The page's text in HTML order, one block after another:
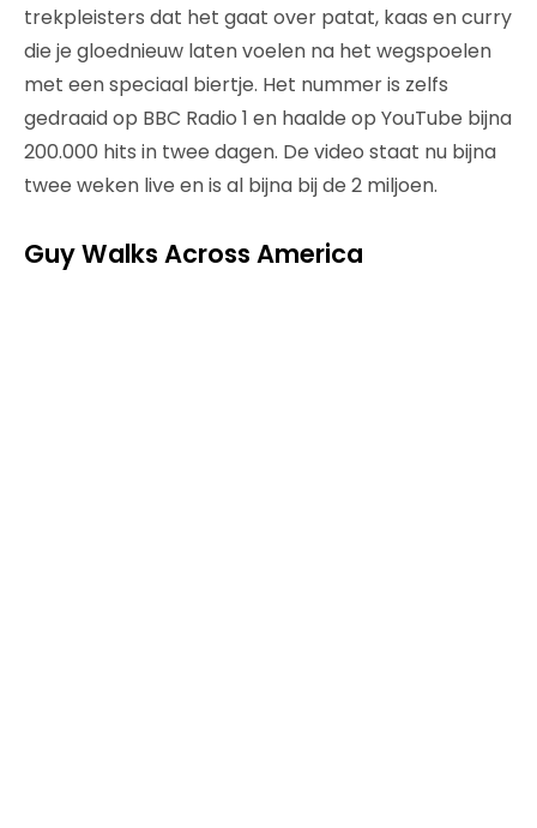
trekpleisters dat het gaat over patat, kaas en curry
die je gloednieuw laten voelen na het wegspoelen
met een speciaal biertje. Het nummer is zelfs
gedraaid op BBC Radio 1 en haalde op YouTube bijna
200.000 hits in twee dagen. De video staat nu bijna
twee weken live en is al bijna bij de 2 miljoen.
Guy Walks Across America